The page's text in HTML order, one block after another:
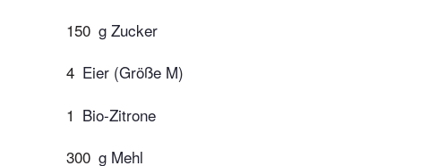
150 g Zucker
4 Eier (Größe M)
1 Bio-Zitrone
300 g Mehl